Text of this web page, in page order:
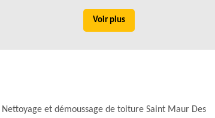
Voir plus
Nettoyage et démoussage de toiture Saint Maur Des